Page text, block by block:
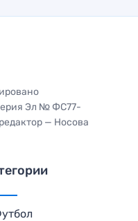
Эл № ФС77-
— Носова